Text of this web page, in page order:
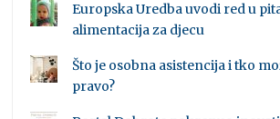
Europska Uredba uvodi red u
alimentacija za djecu
Što je osobna asistencija i tko
pravo?